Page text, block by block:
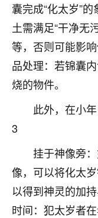
囊完成“化太岁”
土需满足“干净无
等，否则可能影
品处理：若锦囊
烧的物件。
此外，在小
3
挂于神像旁
像，可以将化太
以得到神灵的加
时间：犯太岁者
我身体不太好
问题，反正就
题，后来无
之后，心情豁
果问题。今年
了，老师说境
鹿森
：是
1天前 来自四川
金白水清
我也想找老